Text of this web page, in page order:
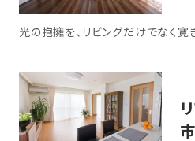
光の抱擁を、リビングだけでなく